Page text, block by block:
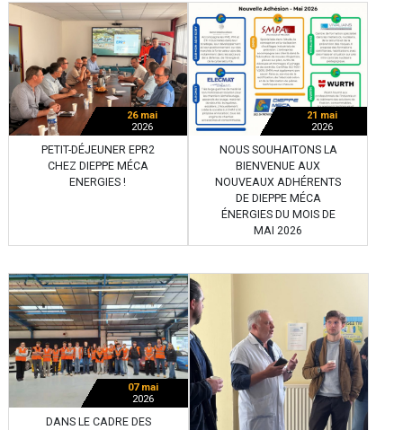
26 mai
2026
PETIT-DÉJEUNER EPR2
CHEZ DIEPPE MÉCA
ENERGIES !
21 mai
2026
NOUS SOUHAITONS LA
BIENVENUE AUX
NOUVEAUX ADHÉRENTS
DE DIEPPE MÉCA
ÉNERGIES DU MOIS DE
MAI 2026
07 mai
2026
DANS LE CADRE DES